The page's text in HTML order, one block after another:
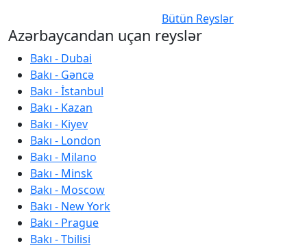
Bütün Reyslər
Azərbaycandan uçan reyslər
Bakı - Dubai
Bakı - Gəncə
Bakı - İstanbul
Bakı - Kazan
Bakı - Kiyev
Bakı - London
Bakı - Milano
Bakı - Minsk
Bakı - Moscow
Bakı - New York
Bakı - Prague
Bakı - Tbilisi